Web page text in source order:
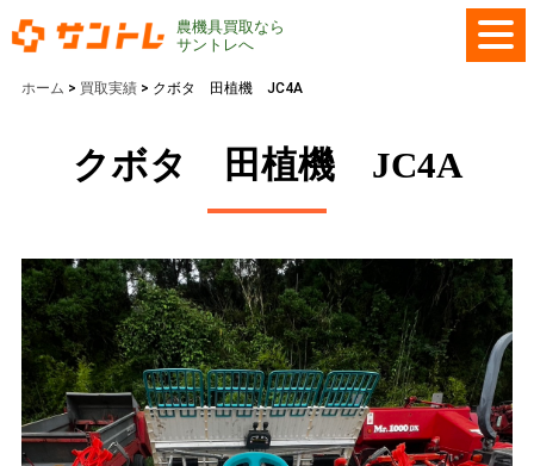
農機具買取なら
サントレへ
ホーム > 買取実績> クボタ 田植機 JC4A
クボタ 田植機 JC4A